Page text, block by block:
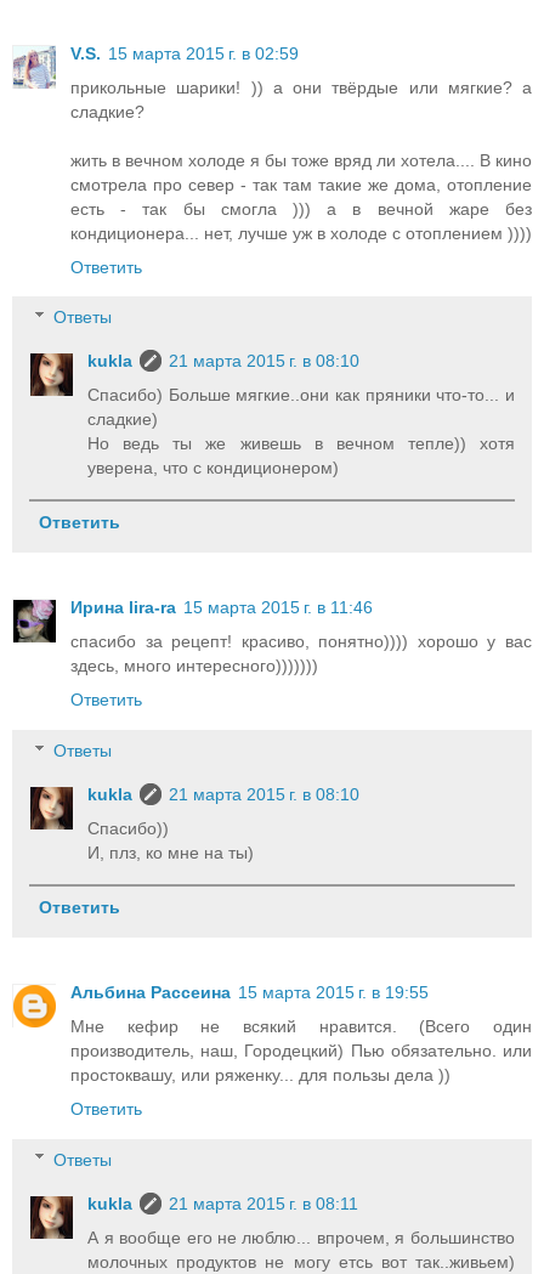
V.S. 15 марта 2015 г. в 02:59
прикольные шарики! )) а они твёрдые или мягкие? а
сладкие?
жить в вечном холоде я бы тоже вряд ли хотела.... В кино
смотрела про север - так там такие же дома, отопление
есть - так бы смогла ))) а в вечной жаре без
кондиционера... нет, лучше уж в холоде с отоплением ))))
Ответить
Ответы
kukla
21 марта 2015 г. в 08:10
Спасибо) Больше мягкие..они как пряники что-то... и
сладкие)
Но ведь ты же живешь в вечном тепле)) хотя
уверена, что с кондиционером)
Ответить
Ирина lira-ra 15 марта 2015 г. в 11:46
спасибо за рецепт! красиво, понятно)))) хорошо у вас
здесь, много интересного)))))))
Ответить
Ответы
kukla
21 марта 2015 г. в 08:10
Спасибо))
И, плз, ко мне на ты)
Ответить
Альбина Рассеина 15 марта 2015 г. в 19:55
Мне кефир не всякий нравится. (Всего один
производитель, наш, Городецкий) Пью обязательно. или
простоквашу, или ряженку... для пользы дела ))
Ответить
Ответы
kukla
21 марта 2015 г. в 08:11
А я вообще его не люблю... впрочем, я большинство
молочных продуктов не могу етсь вот так..живьем)